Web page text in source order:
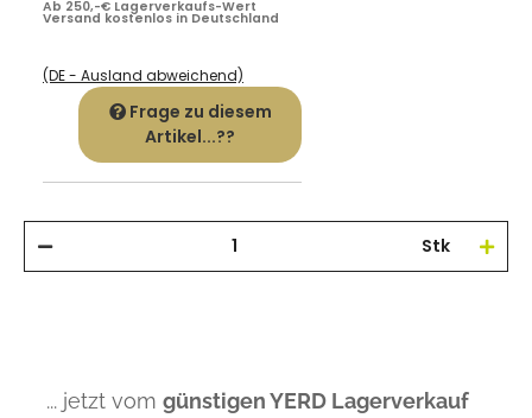
Ab 250,-€ Lagerverkaufs-Wert
Versand kostenlos in Deutschland
(DE - Ausland abweichend)
Frage zu diesem
Artikel...??
Stk
... jetzt vom günstigen YERD Lagerverkauf